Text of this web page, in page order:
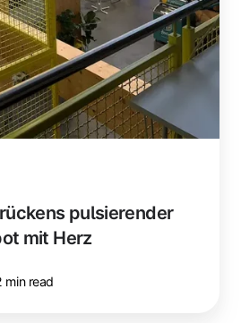
pulsierender
mit Herz
min read